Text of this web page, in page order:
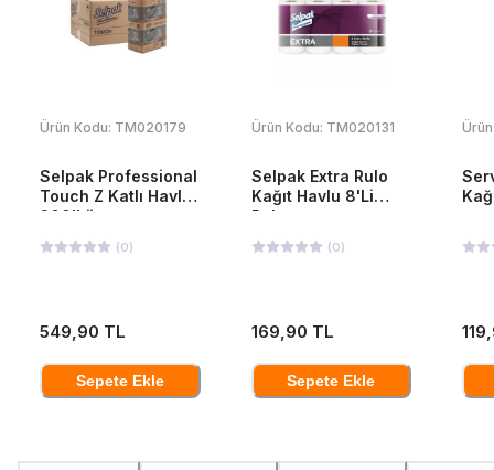
Ürün Kodu: TM020179
Selpak Professional
Touch Z Katlı Havlu
200'Lü
(0)
549,90 TL
Sepete Ekle
Ürün Kodu: TM020131
Selpak Extra Rulo
Kağıt Havlu 8'Li
Paket
(0)
169,90 TL
Sepete Ekle